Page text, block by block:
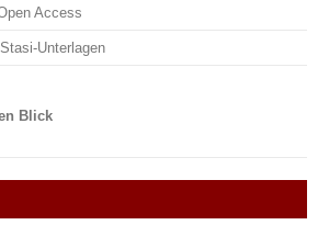
Access
Unterlagen
Blick